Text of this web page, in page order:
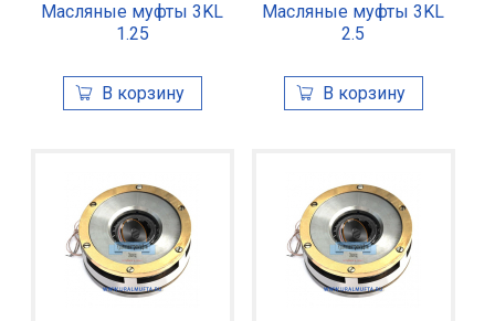
Масляные муфты 3KL
1.25
Масляные муфты 3KL
2.5